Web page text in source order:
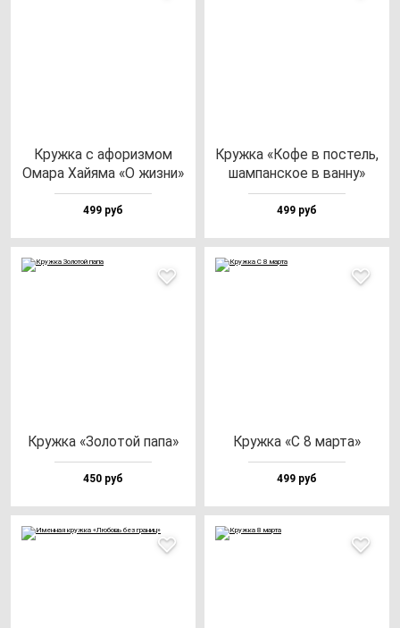
Круж­ка с афо­риз­мом
Ома­ра Хай­яма «О жиз­ни»
499 руб
Круж­ка «Кофе в пос­тель,
шам­пан­ское в ван­ну»
499 руб
Круж­ка «Золо­той па­па»
450 руб
Круж­ка «С 8 мар­та»
499 руб